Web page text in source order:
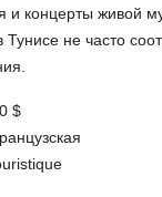
и концерты живой
не часто
$